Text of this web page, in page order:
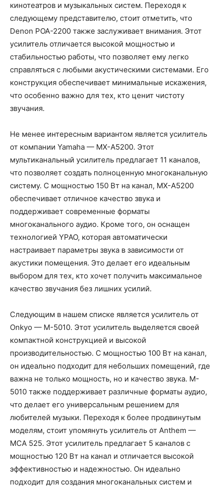
кинотеатров и музыкальных систем. Переходя к
следующему представителю, стоит отметить, что
Denon POA-2200 также заслуживает внимания. Этот
усилитель отличается высокой мощностью и
стабильностью работы, что позволяет ему легко
справляться с любыми акустическими системами. Его
конструкция обеспечивает минимальные искажения,
что особенно важно для тех, кто ценит чистоту
звучания.
Не менее интересным вариантом является усилитель
от компании Yamaha — MX-A5200. Этот
мультиканальный усилитель предлагает 11 каналов,
что позволяет создать полноценную многоканальную
систему. С мощностью 150 Вт на канал, MX-A5200
обеспечивает отличное качество звука и
поддерживает современные форматы
многоканального аудио. Кроме того, он оснащен
технологией YPAO, которая автоматически
настраивает параметры звука в зависимости от
акустики помещения. Это делает его идеальным
выбором для тех, кто хочет получить максимальное
качество звучания без лишних усилий.
Следующим в нашем списке является усилитель от
Onkyo — M-5010. Этот усилитель выделяется своей
компактной конструкцией и высокой
производительностью. С мощностью 100 Вт на канал,
он идеально подходит для небольших помещений, где
важна не только мощность, но и качество звука. M-
5010 также поддерживает различные форматы аудио,
что делает его универсальным решением для
любителей музыки. Переходя к более продвинутым
моделям, стоит упомянуть усилитель от Anthem —
MCA 525. Этот усилитель предлагает 5 каналов с
мощностью 120 Вт на канал и отличается высокой
эффективностью и надежностью. Он идеально
подходит для создания многоканальных систем и